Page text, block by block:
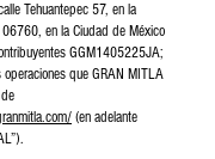
Tehuantepec 57, en la
06760, en la Ciudad de México
GGM1405225JA;
operaciones que GRAN MITLA
(en adelante